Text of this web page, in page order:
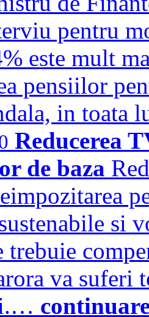
pentru
este mult
pensiilor
in toata
Reducerea
de baza
si
trebuie
va suferi